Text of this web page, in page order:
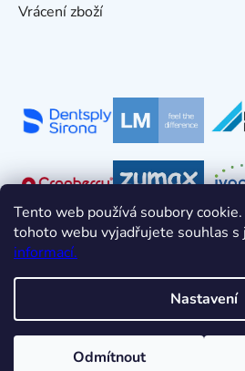
Tento web používá soubory
tohoto webu vyjadřujete souhlas s
informací.
Nastavení
Odmítnout
Vrácení zboží
Vytvořil
Copyright 2026HDT s.r.o. .